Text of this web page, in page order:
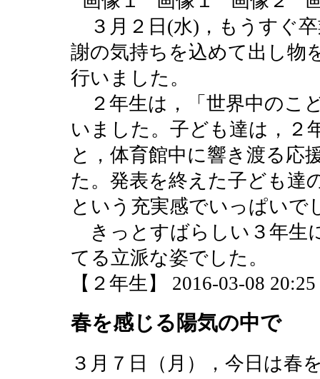
３月２日(水)，もうすぐ
謝の気持ちを込めて出し物
行いました。
２年生は，「世界中のこ
いました。子ども達は，２
と，体育館中に響き渡る応
た。発表を終えた子ども達
という充実感でいっぱいで
きっとすばらしい３年生
てる立派な姿でした。
【２年生】 2016-03-08
春を感じる陽気の中で
３月７日（月），今日は春